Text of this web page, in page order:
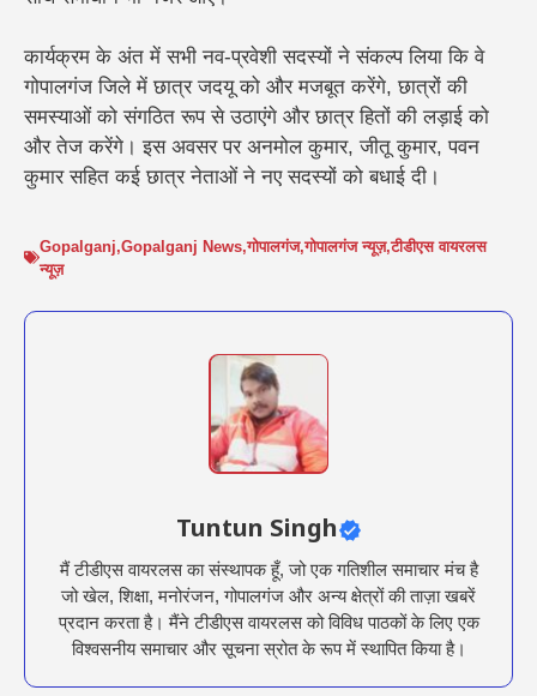
कार्यक्रम के अंत में सभी नव-प्रवेशी सदस्यों ने संकल्प लिया कि वे
गोपालगंज जिले में छात्र जदयू को और मजबूत करेंगे, छात्रों की
समस्याओं को संगठित रूप से उठाएंगे और छात्र हितों की लड़ाई को
और तेज करेंगे। इस अवसर पर अनमोल कुमार, जीतू कुमार, पवन
कुमार सहित कई छात्र नेताओं ने नए सदस्यों को बधाई दी।
Gopalganj,Gopalganj News,गोपालगंज,गोपालगंज न्यूज़,टीडीएस वायरलस
न्यूज़
Tuntun Singh
मैं टीडीएस वायरलस का संस्थापक हूँ, जो एक गतिशील समाचार मंच है
जो खेल, शिक्षा, मनोरंजन, गोपालगंज और अन्य क्षेत्रों की ताज़ा खबरें
प्रदान करता है। मैंने टीडीएस वायरलस को विविध पाठकों के लिए एक
विश्वसनीय समाचार और सूचना स्रोत के रूप में स्थापित किया है।